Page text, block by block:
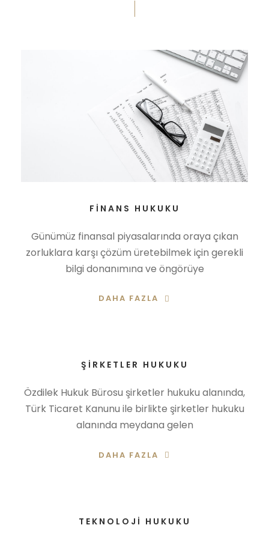
FINANS HUKUKU
Günümüz finansal piyasalarında oraya çıkan
zorluklara karşı çözüm üretebilmek için gerekli
bilgi donanımına ve öngörüye
DAHA FAZLA
ŞIRKETLER HUKUKU
Özdilek Hukuk Bürosu şirketler hukuku alanında,
Türk Ticaret Kanunu ile birlikte şirketler hukuku
alanında meydana gelen
DAHA FAZLA
TEKNOLOJI HUKUKU